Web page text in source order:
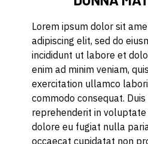
Lorem ipsum dolor sit
adipiscing elit, sed do
incididunt ut labore et
enim ad minim veniam,
exercitation ullamco
commodo consequat.
reprehenderit in
dolore eu fugiat nulla
occaecat cupidatat non